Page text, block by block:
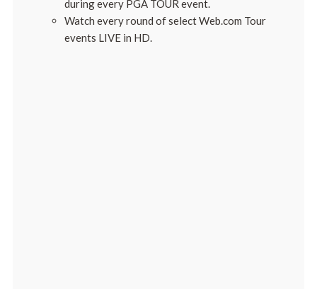
during every PGA TOUR event.
Watch every round of select Web.com Tour
events LIVE in HD.